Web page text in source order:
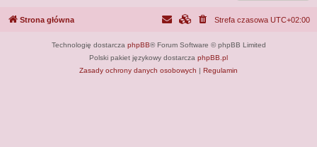
Strona główna Strefa czasowa UTC+02:00
Technologię dostarcza phpBB® Forum Software © phpBB Limited
Polski pakiet językowy dostarcza phpBB.pl
Zasady ochrony danych osobowych | Regulamin